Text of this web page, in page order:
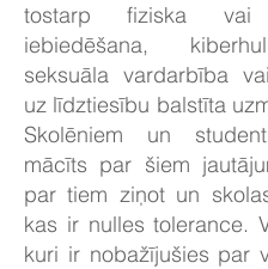
tostarp fiziska vai
iebiedēšana,
seksuāla vardarbība
uz līdztiesību balstīta
Skolēniem un
mācīts par šiem
par tiem ziņot un
kas ir nulles tolerance.
kuri ir nobažījušies par